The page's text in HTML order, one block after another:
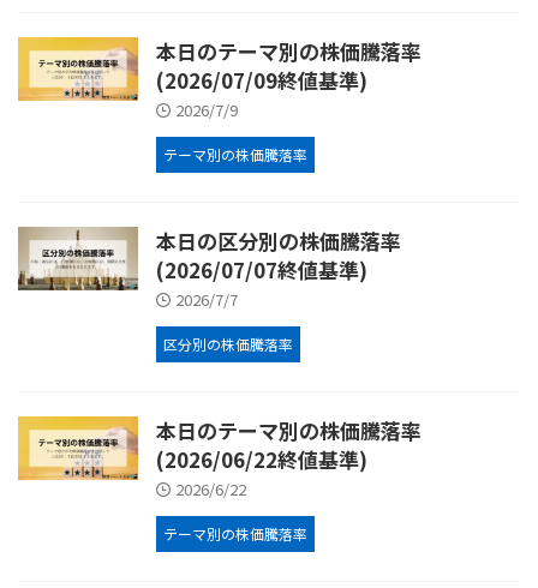
本日のテーマ別の株価騰落率
(2026/07/09終値基準)
2026/7/9
テーマ別の株価騰落率
本日の区分別の株価騰落率
(2026/07/07終値基準)
2026/7/7
区分別の株価騰落率
本日のテーマ別の株価騰落率
(2026/06/22終値基準)
2026/6/22
テーマ別の株価騰落率